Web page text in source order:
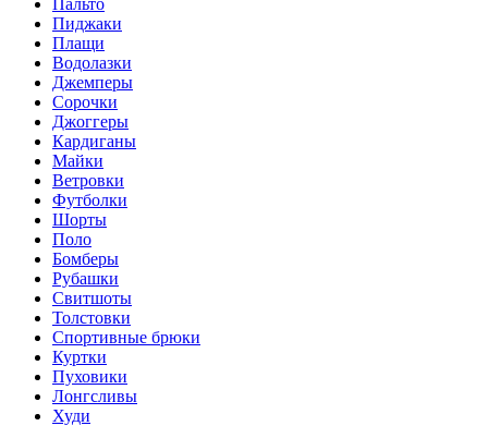
Пальто
Пиджаки
Плащи
Водолазки
Джемперы
Сорочки
Джоггеры
Кардиганы
Майки
Ветровки
Футболки
Шорты
Поло
Бомберы
Рубашки
Свитшоты
Толстовки
Спортивные брюки
Куртки
Пуховики
Лонгсливы
Худи